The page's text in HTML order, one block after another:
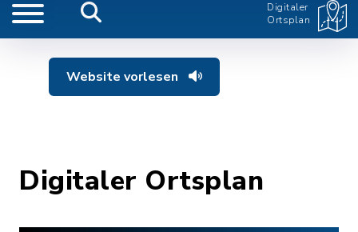
Digitaler
Ortsplan
Website vorlesen
Digitaler Ortsplan